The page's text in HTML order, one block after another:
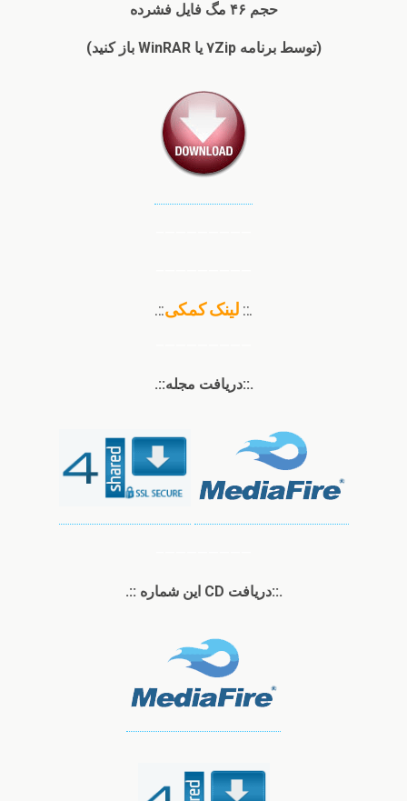
حجم ۴۶ مگ فایل فشرده
(توسط برنامه ۷Zip یا WinRAR باز کنید)
.:: لینک کمکی::.
.::دریافت مجله::.
.::دریافت CD این شماره ::.